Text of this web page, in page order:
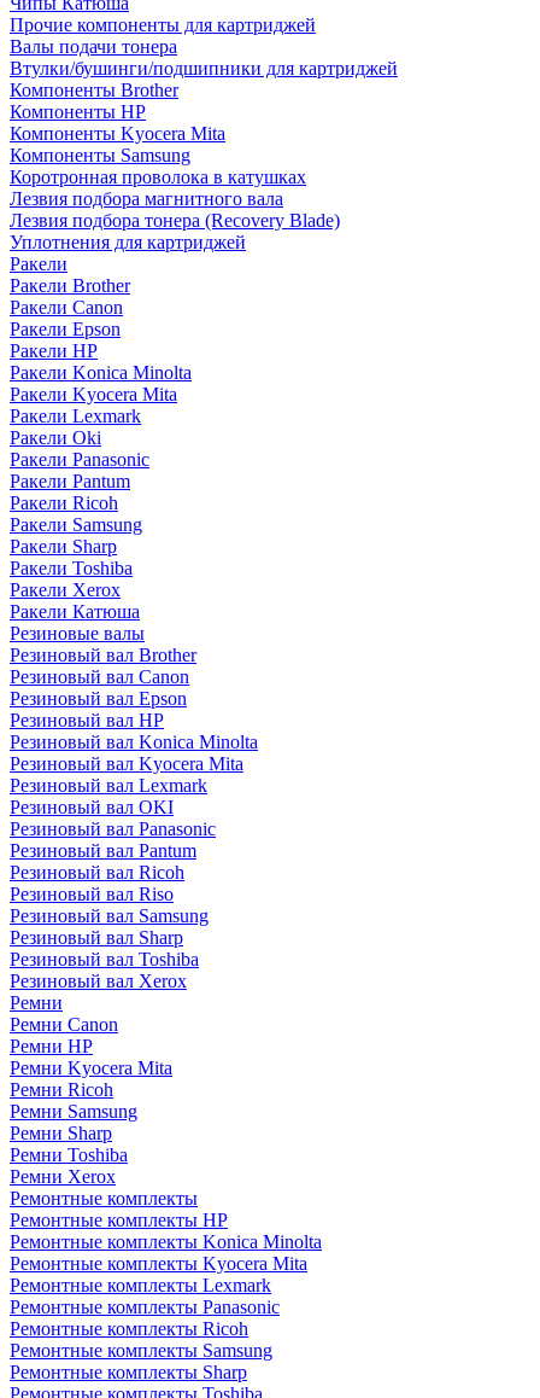
Прочие компоненты для картриджей
Валы подачи тонера
Втулки/бушинги/подшипники для картриджей
Компоненты Brother
Компоненты HP
Компоненты Kyocera Mita
Компоненты Samsung
Коротронная проволока в катушках
Лезвия подбора магнитного вала
Лезвия подбора тонера (Recovery Blade)
Уплотнения для картриджей
Ракели
Ракели Brother
Ракели Canon
Ракели Epson
Ракели HP
Ракели Konica Minolta
Ракели Kyocera Mita
Ракели Lexmark
Ракели Oki
Ракели Panasonic
Ракели Pantum
Ракели Ricoh
Ракели Samsung
Ракели Sharp
Ракели Toshiba
Ракели Xerox
Ракели Катюша
Резиновые валы
Резиновый вал Brother
Резиновый вал Canon
Резиновый вал Epson
Резиновый вал HP
Резиновый вал Konica Minolta
Резиновый вал Kyocera Mita
Резиновый вал Lexmark
Резиновый вал OKI
Резиновый вал Panasonic
Резиновый вал Pantum
Резиновый вал Ricoh
Резиновый вал Riso
Резиновый вал Samsung
Резиновый вал Sharp
Резиновый вал Toshiba
Резиновый вал Xerox
Ремни
Ремни Canon
Ремни HP
Ремни Kyocera Mita
Ремни Ricoh
Ремни Samsung
Ремни Sharp
Ремни Toshiba
Ремни Xerox
Ремонтные комплекты
Ремонтные комплекты HP
Ремонтные комплекты Konica Minolta
Ремонтные комплекты Kyocera Mita
Ремонтные комплекты Lexmark
Ремонтные комплекты Panasonic
Ремонтные комплекты Ricoh
Ремонтные комплекты Samsung
Ремонтные комплекты Sharp
Ремонтные комплекты Toshiba